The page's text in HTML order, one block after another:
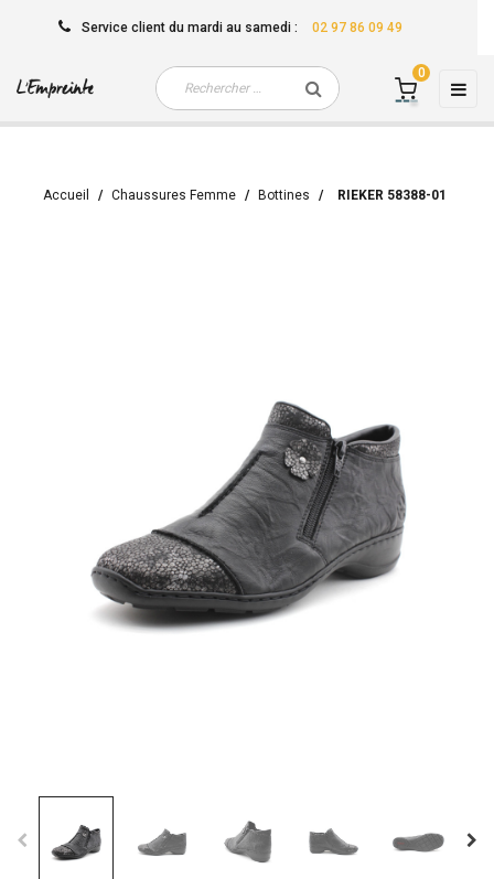
Service client du mardi au samedi : 02 97 86 09 49
☰
0
Accueil Chaussures Femme Bottines RIEKER 58388-01